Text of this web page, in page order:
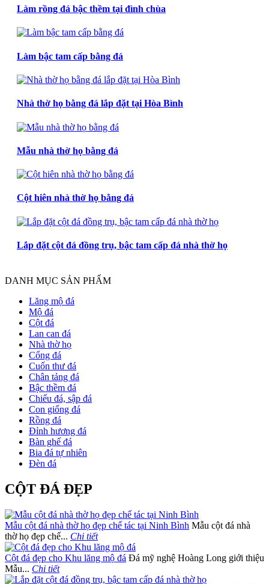
Làm rồng đá bậc thềm tại đình chùa
Làm bậc tam cấp bằng đá
Nhà thờ họ bằng đá lắp đặt tại Hòa Bình
Mẫu nhà thờ họ bằng đá
Cột hiên nhà thờ họ bằng đá
Lắp đặt cột đá đồng trụ, bậc tam cấp đá nhà thờ họ
DANH MỤC SẢN PHẨM
Lăng mộ đá
Mộ đá
Cột đá
Lan can đá
Nhà thờ họ
Cổng đá
Cuốn thư đá
Chân tảng đá
Bậc thềm đá
Chiếu đá, sập đá
Con giống đá
Rồng đá
Đỉnh hương đá
Bàn ghế đá
Bia đá tự nhiên
Đèn đá
CỘT ĐÁ ĐẸP
Mẫu cột đá nhà thờ họ đẹp chế tác tại Ninh Bình Mẫu cột đá nhà
thờ họ đẹp chế... Chi tiết
Cột đá đẹp cho Khu lăng mộ đá Đá mỹ nghệ Hoàng Long giới thiệu
Mẫu... Chi tiết